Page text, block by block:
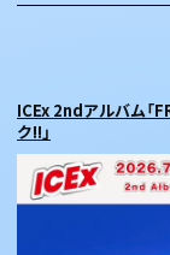
ICEx 2ndアルバム「
ク!!」